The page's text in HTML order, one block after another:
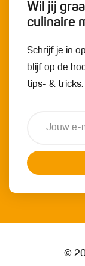
Wil jij
culinaire
Schrijf je in
blijf op de
tips- & tricks.
©